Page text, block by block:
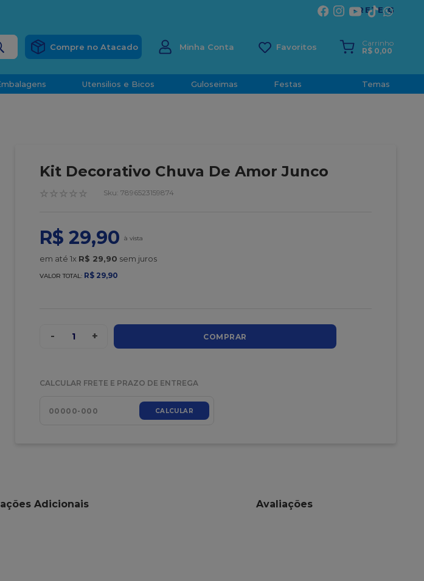
Minha Conta
Carrinho
R$ 0,00
Utensilios e Bicos Guloseimas Festas Temas
Kit Decorativo Chuva De Amor Junco
☆ ☆ ☆ ☆ ☆ : 7896523159874
R$ 29,90
em até 1x R$ 29,90 sem juros
VALOR TOTAL: R$ 29,90
- 1 + COMPRAR
CALCULAR FRETE E PRAZO DE ENTREGA
CALCULAR
Adicionais Avaliações